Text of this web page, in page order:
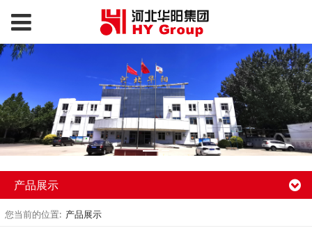
产品展示
您当前的位置: 产品展示